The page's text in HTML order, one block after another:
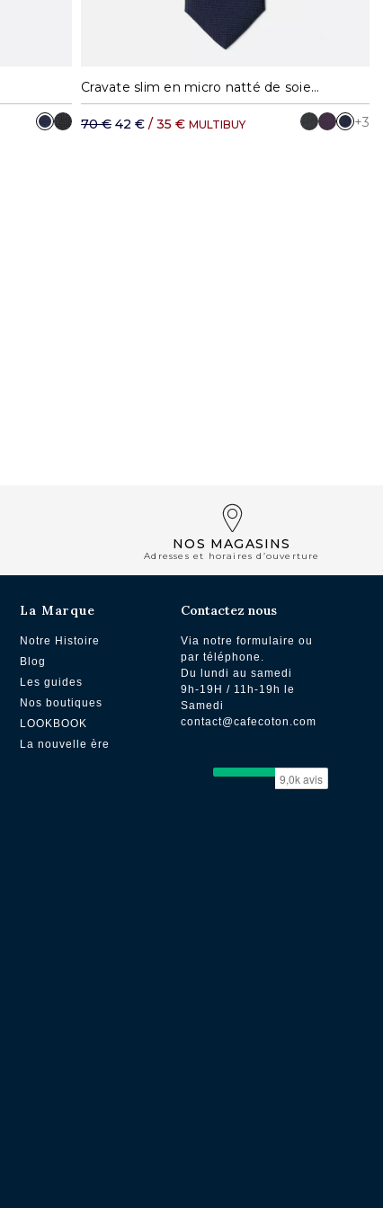
Cravate slim en micro natté de soie marine
70 € 42 € / 35 € MULTIBUY +3
NOS MAGASINS
Adresses et horaires d’ouverture
La Marque
Notre Histoire
Blog
Les guides
Nos boutiques
LOOKBOOK
La nouvelle ère
Contactez nous
Via notre formulaire ou
par téléphone.
Du lundi au samedi
9h-19H / 11h-19h le
Samedi
contact@cafecoton.com